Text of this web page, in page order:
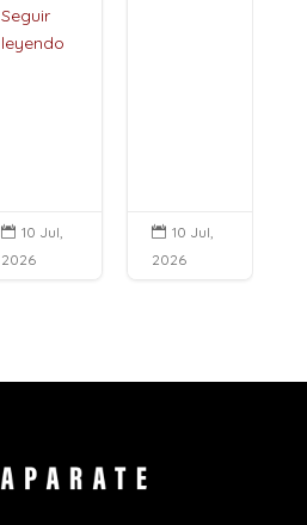
Seguir
leyendo
 10 Jul,
2026
 10 Jul,
2026